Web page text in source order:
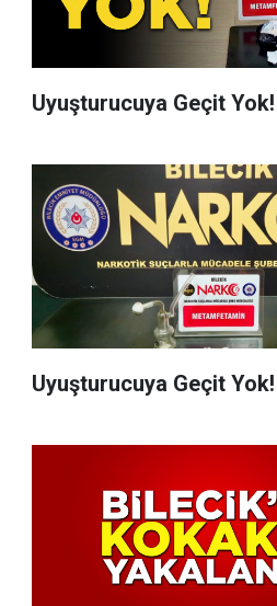
Uyuşturucuya Geçit Yok!
Uyuşturucuya Geçit Yok!